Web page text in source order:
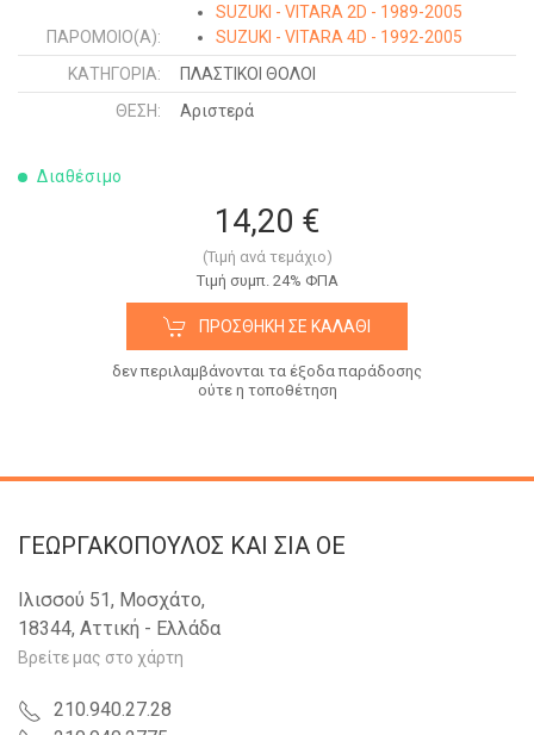
ΠΑΡΌΜΟΙΟ(Α):
SUZUKI - VITARA 2D - 1989-2005
SUZUKI - VITARA 4D - 1992-2005
ΚΑΤΗΓΟΡΊΑ:
ΠΛΑΣΤΙΚΟΙ ΘΟΛΟΙ
ΘΈΣΗ:
Αριστερά
Διαθέσιμο
14,20 €
(Τιμή ανά τεμάχιο)
Tιμή συμπ. 24% ΦΠΑ
ΠΡΟΣΘΉΚΗ ΣΕ ΚΑΛΆΘΙ
δεν περιλαμβάνονται τα έξοδα παράδοσης
ούτε η τοποθέτηση
ΓΕΩΡΓΑΚΟΠΟΥΛΟΣ KAI ΣΙΑ OE
Ιλισσού 51, Μοσχάτο,
18344, Αττική - Ελλάδα
Βρείτε μας στο χάρτη
210.940.27.28